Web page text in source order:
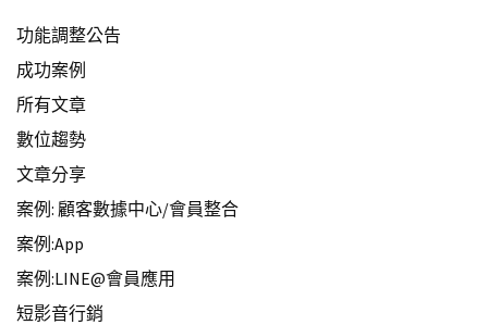
功能調整公告
成功案例
所有文章
數位趨勢
文章分享
案例: 顧客數據中心/會員整合
案例:App
案例:LINE@會員應用
短影音行銷